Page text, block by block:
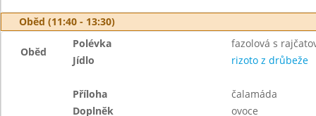
Oběd (11:40 - 13:30)
Oběd
Polévka
fazolová s
Jídlo
rizoto z drůbeže
Příloha
čalamáda
Doplněk
ovoce